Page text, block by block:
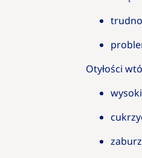
Otyłości